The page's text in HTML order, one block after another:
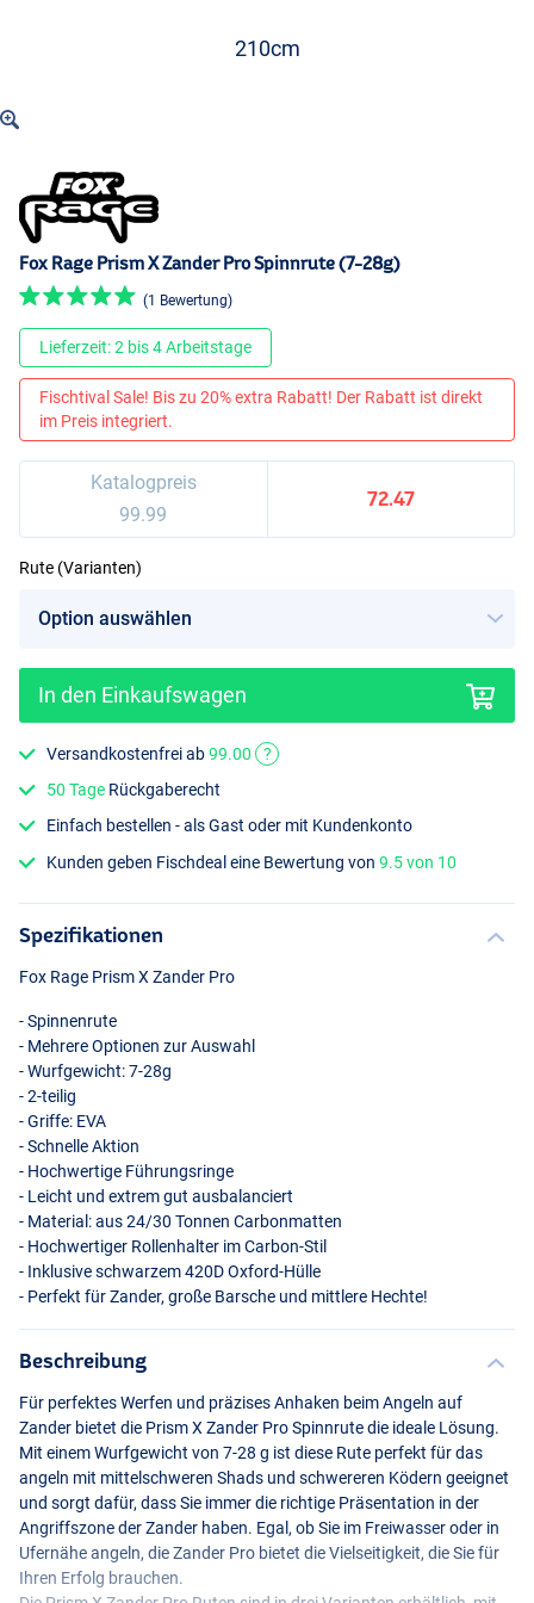
210cm
240cm
270cm
Fox Rage Prism X Zander Pro Spinnrute (7-28g)
(1 Bewertung)
Lieferzeit: 2 bis 4 Arbeitstage
Fischtival Sale! Bis zu 20% extra Rabatt! Der Rabatt ist direkt
im Preis integriert.
Katalogpreis
99.99
72.47
Rute (Varianten)
In den Einkaufswagen
Versandkostenfrei ab99.00
?
50 Tage Rückgaberecht
Einfach bestellen - als Gast oder mit Kundenkonto
Kunden geben Fischdeal eine Bewertung von9.5 von 10
Spezifikationen
Fox Rage Prism X Zander Pro
- Spinnenrute
- Mehrere Optionen zur Auswahl
- Wurfgewicht: 7-28g
- 2-teilig
- Griffe: EVA
- Schnelle Aktion
- Hochwertige Führungsringe
- Leicht und extrem gut ausbalanciert
- Material: aus 24/30 Tonnen Carbonmatten
- Hochwertiger Rollenhalter im Carbon-Stil
- Inklusive schwarzem 420D Oxford-Hülle
- Perfekt für Zander, große Barsche und mittlere Hechte!
Beschreibung
Für perfektes Werfen und präzises Anhaken beim Angeln auf
Zander bietet die Prism X Zander Pro Spinnrute die ideale Lösung.
Mit einem Wurfgewicht von 7-28 g ist diese Rute perfekt für das
angeln mit mittelschweren Shads und schwereren Ködern geeignet
und sorgt dafür, dass Sie immer die richtige Präsentation in der
Angriffszone der Zander haben. Egal, ob Sie im Freiwasser oder in
Ufernähe angeln, die Zander Pro bietet die Vielseitigkeit, die Sie für
Ihren Erfolg brauchen.